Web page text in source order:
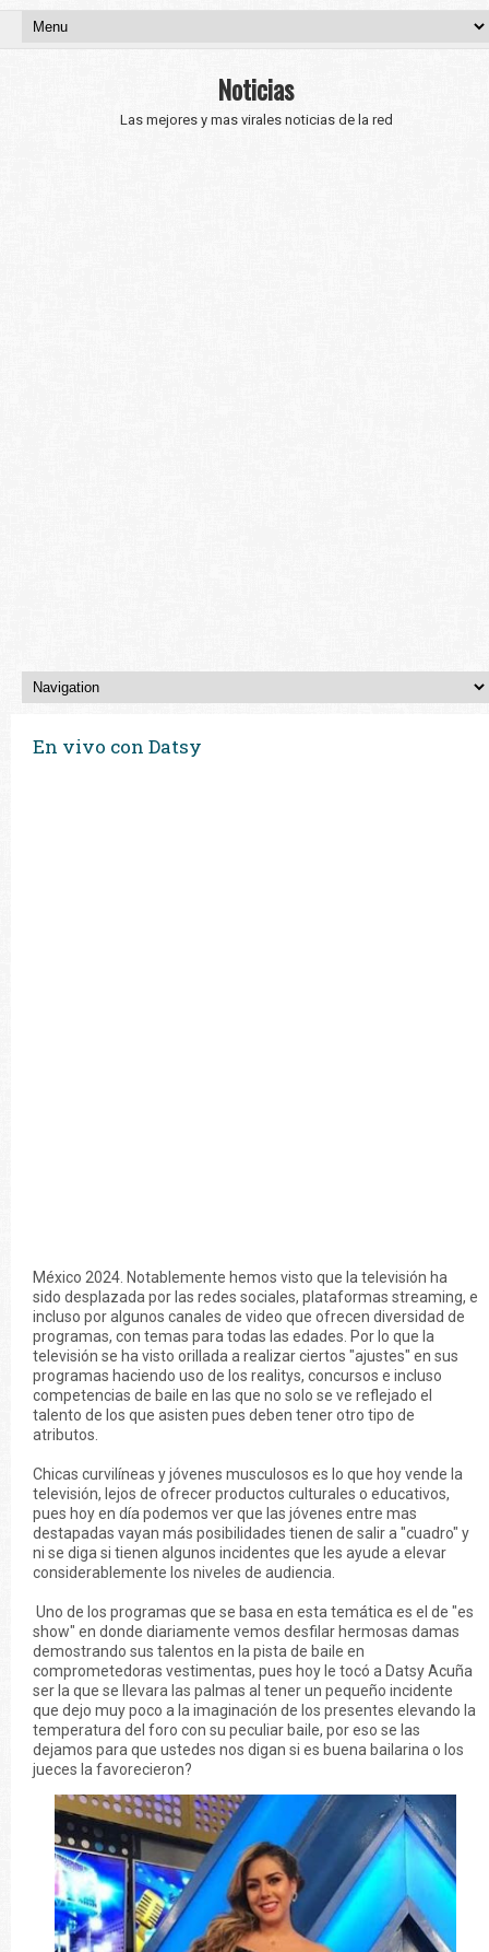
Noticias
Las mejores y mas virales noticias de la red
En vivo con Datsy
México 2024. Notablemente hemos visto que la televisión ha
sido desplazada por las redes sociales, plataformas streaming, e
incluso por algunos canales de video que ofrecen diversidad de
programas, con temas para todas las edades. Por lo que la
televisión se ha visto orillada a realizar ciertos "ajustes" en sus
programas haciendo uso de los realitys, concursos e incluso
competencias de baile en las que no solo se ve reflejado el
talento de los que asisten pues deben tener otro tipo de
atributos.
Chicas curvilíneas y jóvenes musculosos es lo que hoy vende la
televisión, lejos de ofrecer productos culturales o educativos,
pues hoy en día podemos ver que las jóvenes entre mas
destapadas vayan más posibilidades tienen de salir a "cuadro" y
ni se diga si tienen algunos incidentes que les ayude a elevar
considerablemente los niveles de audiencia.
Uno de los programas que se basa en esta temática es el de "es
show" en donde diariamente vemos desfilar hermosas damas
demostrando sus talentos en la pista de baile en
comprometedoras vestimentas, pues hoy le tocó a Datsy Acuña
ser la que se llevara las palmas al tener un pequeño incidente
que dejo muy poco a la imaginación de los presentes elevando la
temperatura del foro con su peculiar baile, por eso se las
dejamos para que ustedes nos digan si es buena bailarina o los
jueces la favorecieron?